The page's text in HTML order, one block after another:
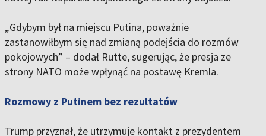
„Gdybym był na miejscu Putina, poważnie
zastanowiłbym się nad zmianą podejścia do rozmów
pokojowych” – dodał Rutte, sugerując, że presja ze
strony NATO może wpłynąć na postawę Kremla.
Rozmowy z Putinem bez rezultatów
Trump przyznał, że utrzymuje kontakt z prezydentem